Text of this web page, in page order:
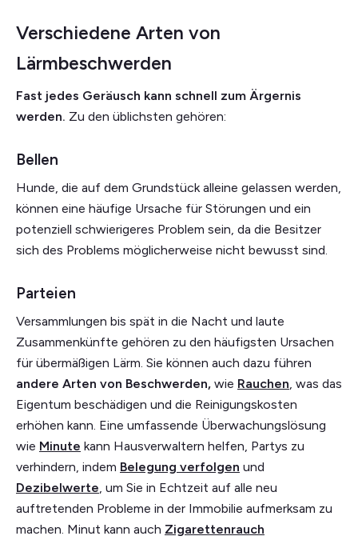
Verschiedene Arten von
Lärmbeschwerden
Fast jedes Geräusch kann schnell zum Ärgernis
werden. Zu den üblichsten gehören:
Bellen
Hunde, die auf dem Grundstück alleine gelassen werden,
können eine häufige Ursache für Störungen und ein
potenziell schwierigeres Problem sein, da die Besitzer
sich des Problems möglicherweise nicht bewusst sind.
Parteien
Versammlungen bis spät in die Nacht und laute
Zusammenkünfte gehören zu den häufigsten Ursachen
für übermäßigen Lärm. Sie können auch dazu führen
andere Arten von Beschwerden, wie Rauchen, was das
Eigentum beschädigen und die Reinigungskosten
erhöhen kann. Eine umfassende Überwachungslösung
wie Minute kann Hausverwaltern helfen, Partys zu
verhindern, indem Belegung verfolgen und
Dezibelwerte, um Sie in Echtzeit auf alle neu
auftretenden Probleme in der Immobilie aufmerksam zu
machen. Minut kann auch Zigarettenrauch